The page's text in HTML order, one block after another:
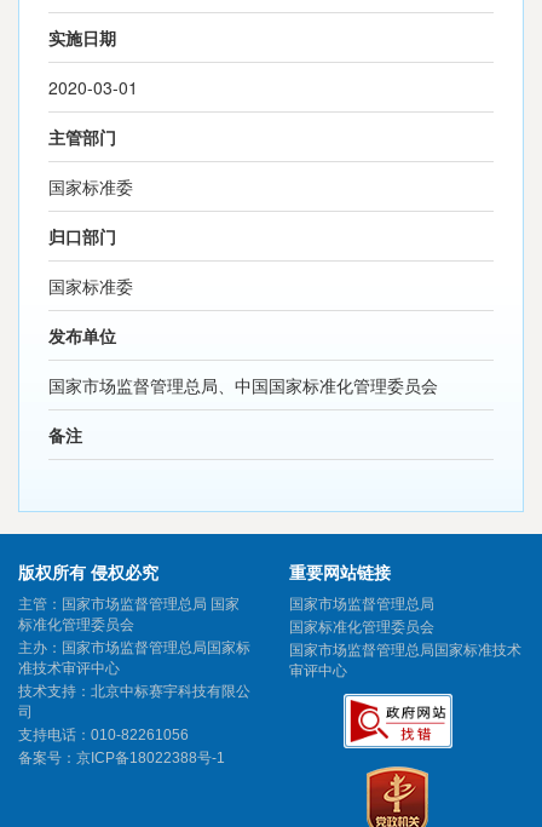
实施日期
2020-03-01
主管部门
国家标准委
归口部门
国家标准委
发布单位
国家市场监督管理总局、中国国家标准化管理委员会
备注
版权所有 侵权必究
主管：国家市场监督管理总局 国家
标准化管理委员会
主办：国家市场监督管理总局国家标
准技术审评中心
技术支持：北京中标赛宇科技有限公
司
支持电话：010-82261056
备案号： 京ICP备18022388号-1
重要网站链接
国家市场监督管理总局
国家标准化管理委员会
国家市场监督管理总局国家标准技术
审评中心